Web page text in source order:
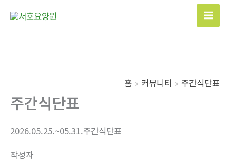
Main
홈 커뮤니티 주간식단표
주간식단표
2026.05.25.~05.31.주간식단표
작성자